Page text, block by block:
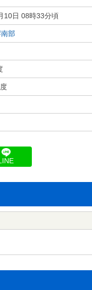
10日 08時33分頃
部